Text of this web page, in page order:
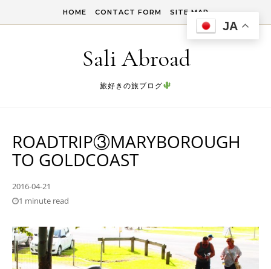
HOME CONTACT FORM SITE MAP
Sali Abroad
旅好きの旅ブログ
ROADTRIP③MARYBOROUGH
TO GOLDCOAST
2016-04-21
1 minute read
JA